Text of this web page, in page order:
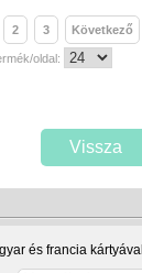
2 3 Következő
oldal:
Vissza
és francia